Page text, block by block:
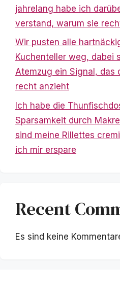
jahrelang habe ich
verstand, warum sie
Wir pusten alle
Kuchenteller weg, dabei
Atemzug ein Signal, das
recht anzieht
Ich habe die
Sparsamkeit durch
sind meine Rillettes
ich mir erspare
Recent
Es sind keine